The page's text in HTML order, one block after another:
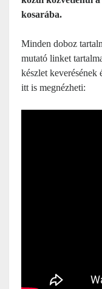
kosarába.
Minden doboz
mutató linket
készlet keverésének
itt is megnézheti: